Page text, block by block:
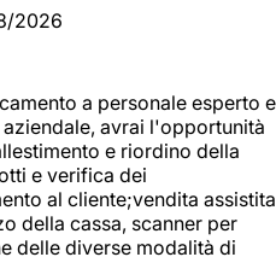
2026
a personale esperto e
avrai l'opportunità
e riordino della
e verifica dei
al cliente;vendita assistita
della cassa, scanner per
delle diverse modalità di